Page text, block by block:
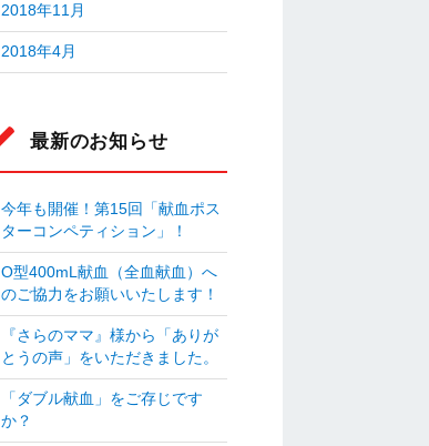
2018年11月
2018年4月
最新のお知らせ
今年も開催！第15回「献血ポス
ターコンペティション」！
O型400mL献血（全血献血）へ
のご協力をお願いいたします！
『さらのママ』様から「ありが
とうの声」をいただきました。
「ダブル献血」をご存じです
か？